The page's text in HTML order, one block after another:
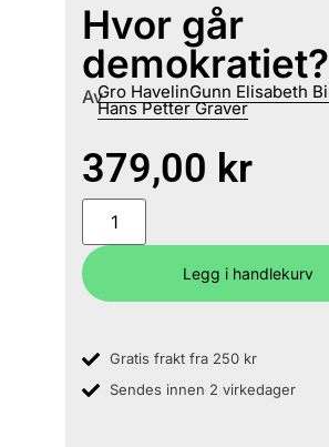
Hvor går
demokratiet?
AvGro HavelinGunn Elisabeth
Hans Petter Graver
379,00 kr
Legg i handlekurv
Gratis frakt fra 250 kr
Sendes innen 2 virkedager